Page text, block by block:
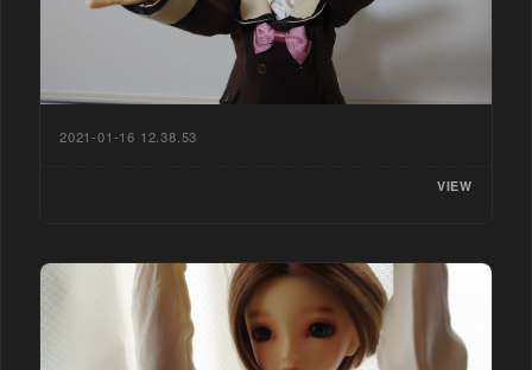
2021-01-16 12.38.53
VIEW